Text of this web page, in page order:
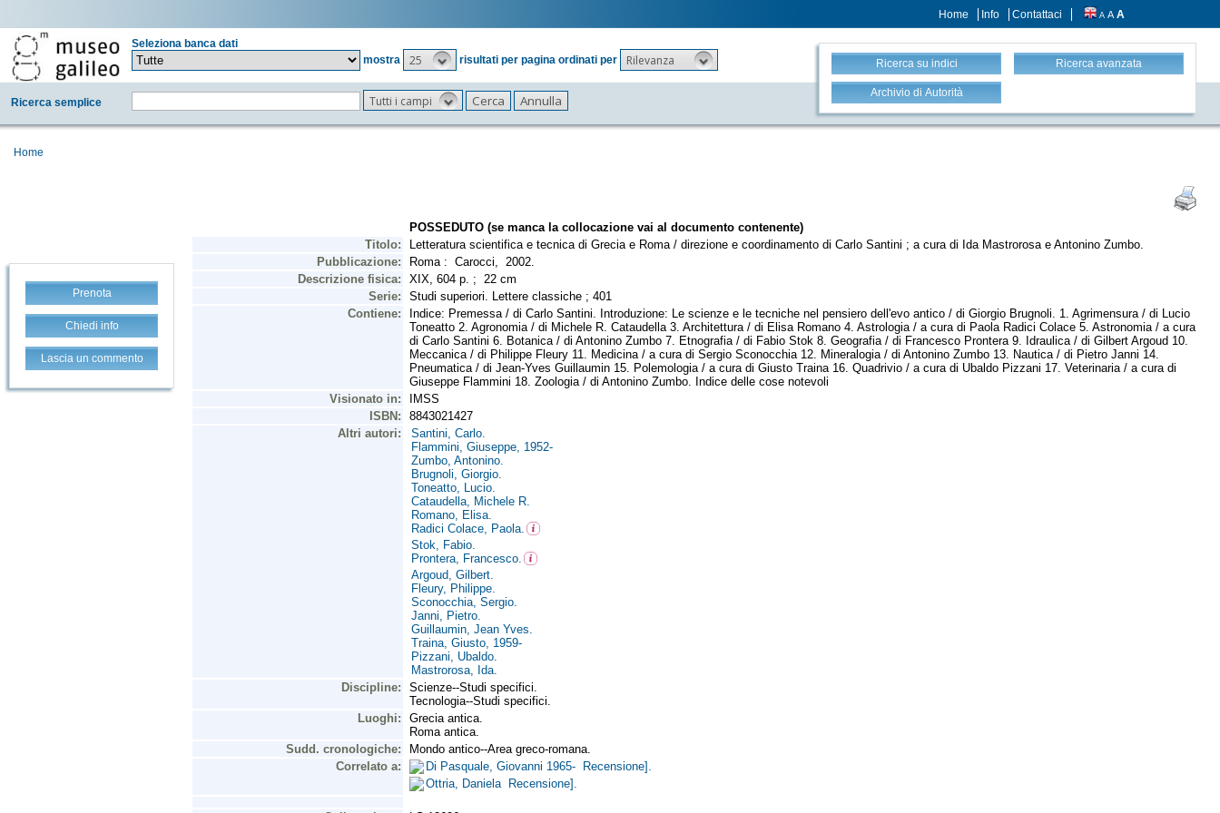
Home Info Contattaci A A A
Seleziona banca dati
mostra
25 risultati per pagina ordinati per Rilevanza
Ricerca semplice Tutti i campi
Ricerca su indici Ricerca avanzata
Archivio di Autorità
Home
Prenota
Chiedi info
Lascia un commento